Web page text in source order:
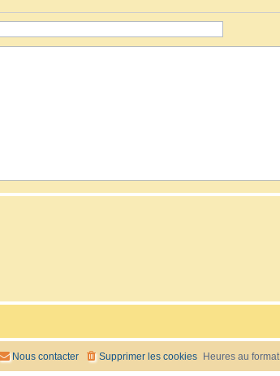
Heures au format
Supprimer les cookies
Nous contacter